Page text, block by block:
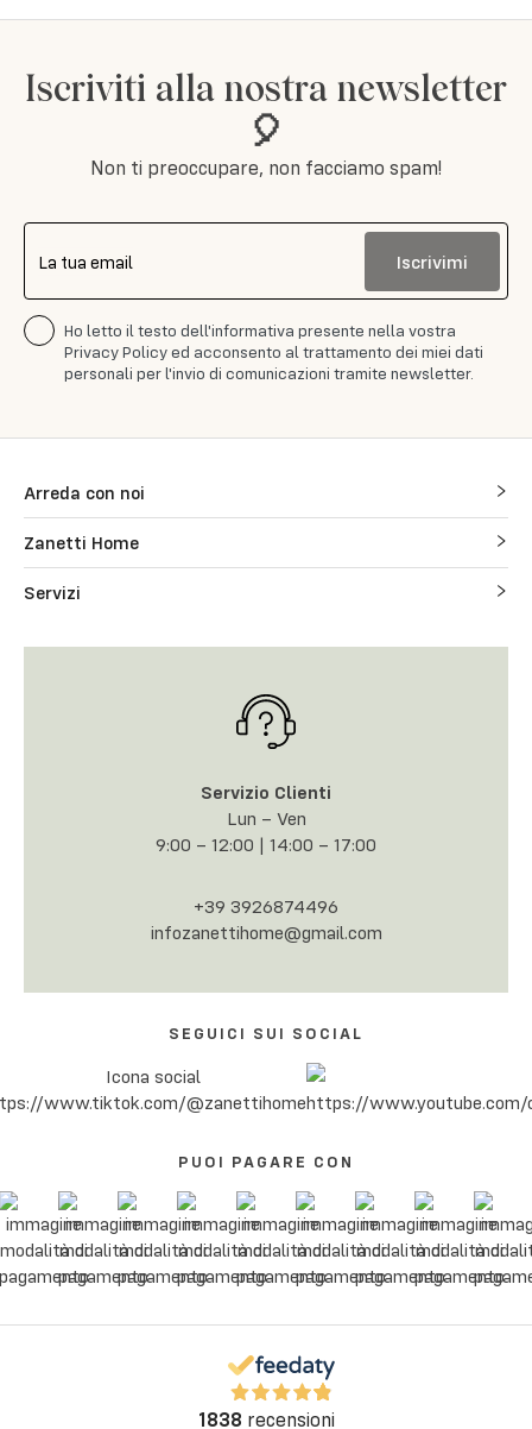
Iscriviti alla nostra newsletter
🎈
Non ti preoccupare, non facciamo spam!
La tua email Iscrivimi
Ho letto il testo dell'informativa presente nella vostra
Privacy Policy ed acconsento al trattamento dei miei dati
personali per l'invio di comunicazioni tramite newsletter.
Arreda con noi
Zanetti Home
Servizi
Servizio Clienti
Lun – Ven
9:00 – 12:00 | 14:00 – 17:00
+39 3926874496
infozanettihome@gmail.com
SEGUICI SUI SOCIAL
PUOI PAGARE CON
1838 recensioni